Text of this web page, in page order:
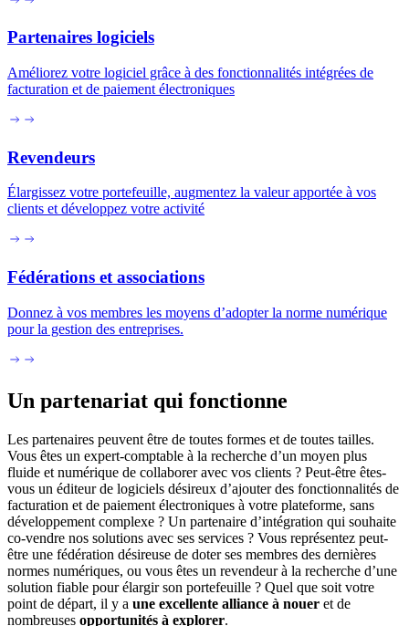
Partenaires logiciels
Améliorez votre logiciel grâce à des fonctionnalités intégrées de
facturation et de paiement électroniques
Revendeurs
Élargissez votre portefeuille, augmentez la valeur apportée à vos
clients et développez votre activité
Fédérations et associations
Donnez à vos membres les moyens d’adopter la norme numérique
pour la gestion des entreprises.
Un partenariat qui fonctionne
Les partenaires peuvent être de toutes formes et de toutes tailles.
Vous êtes un expert-comptable à la recherche d’un moyen plus
fluide et numérique de collaborer avec vos clients ? Peut-être êtes-
vous un éditeur de logiciels désireux d’ajouter des fonctionnalités de
facturation et de paiement électroniques à votre plateforme, sans
développement complexe ? Un partenaire d’intégration qui souhaite
co-vendre nos solutions avec ses services ? Vous représentez peut-
être une fédération désireuse de doter ses membres des dernières
normes numériques, ou vous êtes un revendeur à la recherche d’une
solution fiable pour élargir son portefeuille ? Quel que soit votre
point de départ, il y a une excellente alliance à nouer et de
nombreuses opportunités à explorer.